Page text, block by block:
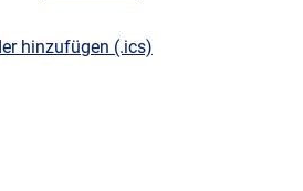
hinzufügen (.ics)